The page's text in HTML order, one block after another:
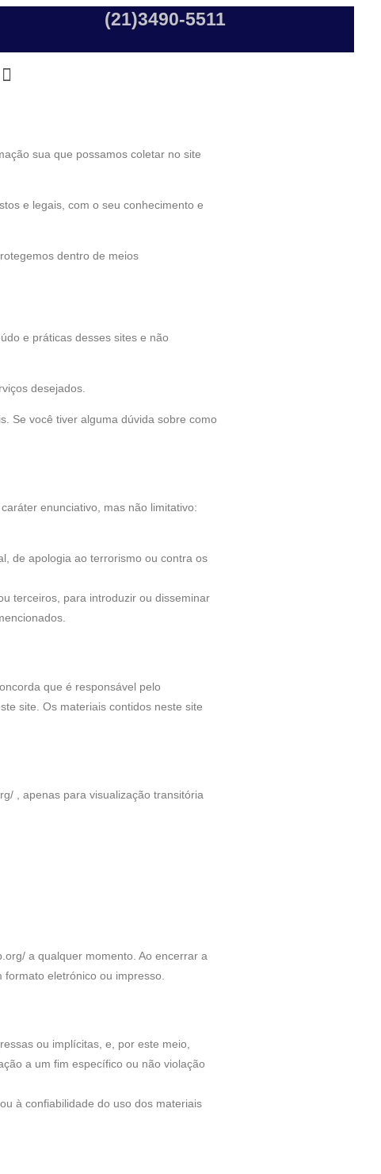
(21)3490-5511
sua que possamos coletar no site
e legais, com o seu conhecimento e
dentro de meios
e práticas desses sites e não
desejados.
Se você tiver alguma dúvida sobre como
enunciativo, mas não limitativo:
de apologia ao terrorismo ou contra os
terceiros, para introduzir ou disseminar
que é responsável pelo
site. Os materiais contidos neste site
, apenas para visualização transitória
a qualquer momento. Ao encerrar a
eletrónico ou impresso.
ou implícitas, e, por este meio,
a um fim específico ou não violação
à confiabilidade do uso dos materiais